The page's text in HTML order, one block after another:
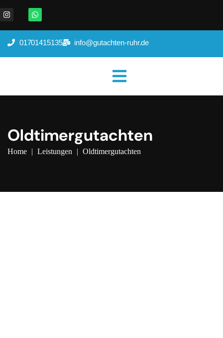
01701415135 info@gutachten-ruhr.de
Oldtimergutachten
Home | Leistungen | Oldtimergutachten